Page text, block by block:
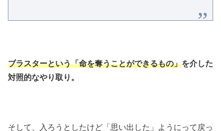
ブラスターという「命を奪うことができるもの」を介した
対照的なやり取り。
そして、入ろうとしたけど「思い出した」ようにって戻っ